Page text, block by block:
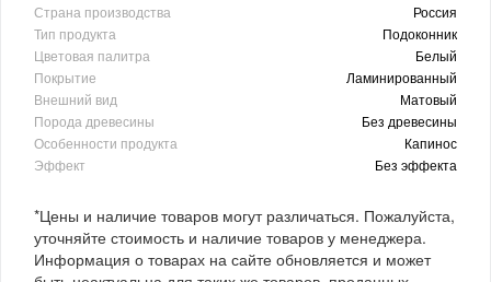
Страна производства
Россия
Тип продукта
Подоконник
Цветовая палитра
Белый
Покрытие
Ламинированный
Внешний вид
Матовый
Порода древесины
Без древесины
Особенности продукта
Капинос
Эффект
Без эффекта
*Цены и наличие товаров могут различаться. Пожалуйста,
уточняйте стоимость и наличие товаров у менеджера.
Информация о товарах на сайте обновляется и может